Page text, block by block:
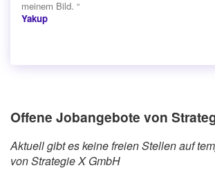
meinem Bild. “
Yakup
Offene Jobangebote von
Aktuell gibt es keine freien Stellen auf
von Strategie X GmbH